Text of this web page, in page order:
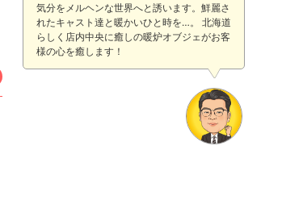
気分をメルヘンな世界へと誘います。鮮麗さ
れたキャスト達と暖かいひと時を…。 北海道
らしく店内中央に癒しの暖炉オブジェがお客
様の心を癒します！